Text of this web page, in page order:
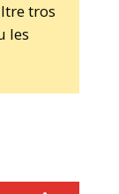
tros
les